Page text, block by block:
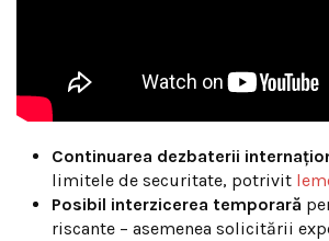
Continuarea dezbaterii
limitele de securitate, potrivit
Posibil interzicerea temporară
riscante – asemenea solicitării